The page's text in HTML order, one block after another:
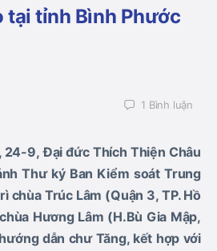
tại tỉnh Bình Phước
1 Bình luận
24-9, Đại đức Thích Thiện Châu
Thư ký Ban Kiểm soát Trung
chùa Trúc Lâm (Quận 3, TP. Hồ
Hương Lâm (H.Bù Gia Mập,
dẫn chư Tăng, kết hợp với